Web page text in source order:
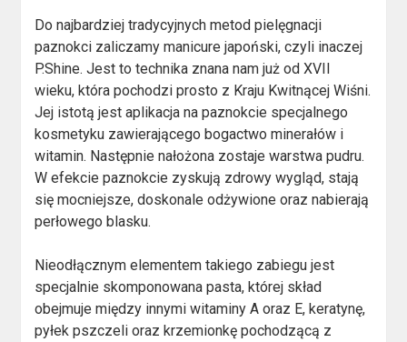
Do najbardziej tradycyjnych metod pielęgnacji
paznokci zaliczamy manicure japoński, czyli inaczej
P.Shine. Jest to technika znana nam już od XVII
wieku, która pochodzi prosto z Kraju Kwitnącej Wiśni.
Jej istotą jest aplikacja na paznokcie specjalnego
kosmetyku zawierającego bogactwo minerałów i
witamin. Następnie nałożona zostaje warstwa pudru.
W efekcie paznokcie zyskują zdrowy wygląd, stają
się mocniejsze, doskonale odżywione oraz nabierają
perłowego blasku.
Nieodłącznym elementem takiego zabiegu jest
specjalnie skomponowana pasta, której skład
obejmuje między innymi witaminy A oraz E, keratynę,
pyłek pszczeli oraz krzemionkę pochodzącą z